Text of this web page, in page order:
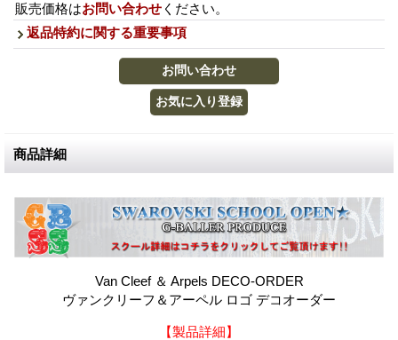
販売価格はお問い合わせ ください。
返品特約に関する重要事項
商品詳細
Van Cleef ＆ Arpels DECO-ORDER
ヴァンクリーフ＆アーペル ロゴ デコオーダー
【製品詳細】